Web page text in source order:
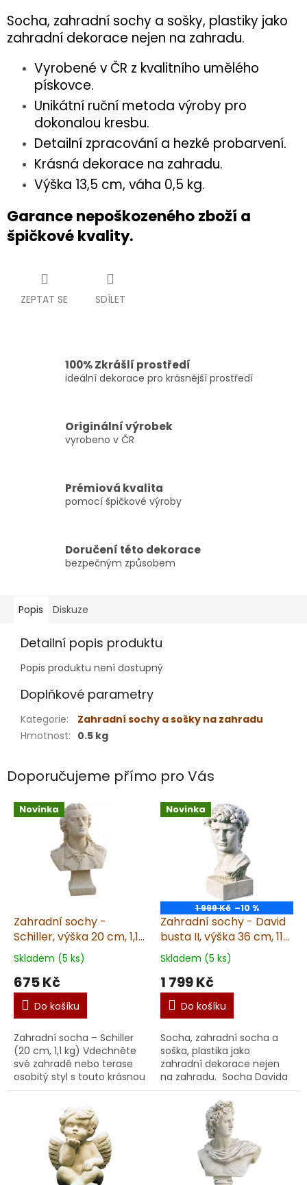
Socha, zahradní sochy a sošky, plastiky jako
zahradní dekorace nejen na zahradu.
Vyrobené v ČR z kvalitního umělého
pískovce.
Unikátní ruční metoda výroby pro
dokonalou kresbu.
Detailní zpracování a hezké probarvení.
Krásná dekorace na zahradu.
Výška 13,5 cm, váha 0,5 kg.
Garance nepoškozeného zboží a
špičkové kvality.
ZEPTAT SE SDÍLET
100% Zkrášlí prostředí
ideální dekorace pro krásnější prostředí
Originální výrobek
vyrobeno v ČR
Prémiová kvalita
pomocí špičkové výroby
Doručení této dekorace
bezpečným způsobem
Popis Diskuze
Detailní popis produktu
Popis produktu není dostupný
Doplňkové parametry
Kategorie:
Zahradní sochy a sošky na zahradu
Hmotnost: 0.5 kg
Doporučujeme přímo pro Vás
Novinka
Zahradní sochy -
Schiller, výška 20 cm, 1,1
kg, pískovec
Skladem (5 ks)
675 Kč
Do košíku
Zahradní socha – Schiller
(20 cm, 1,1 kg) Vdechněte
své zahradě nebo terase
osobitý styl s touto krásnou
sochou Schiller. Socha,
republice ...
Novinka
1 999 Kč –10 %
Zahradní sochy - David
busta II, výška 36 cm, 11
kg
Skladem (5 ks)
1 799 Kč
Do košíku
Socha, zahradní socha a
soška, plastika jako
zahradní dekorace nejen
na zahradu. Socha Davida
- busta II. Vyrobená v ČR z
kvalitního umělého
pískovce. Unikátní ruč...